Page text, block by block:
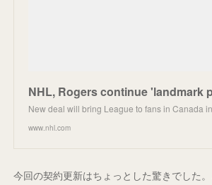
New deal will bring League to fans in Canada
www.nhl.com
今回の契約更新はちょっとした驚きでした